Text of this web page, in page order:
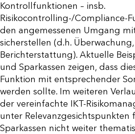
Kontrollfunktionen – insb.
Risikocontrolling-/Compliance-
den angemessenen Umgang mit
sicherstellen (d.h.
Berichterstattung). Aktuelle
und Sparkassen zeigen, dass
Funktion mit entsprechender
werden sollte. Im weiteren
der vereinfachte IKT-
unter Relevanzgesichtspunkten
Sparkassen nicht weiter